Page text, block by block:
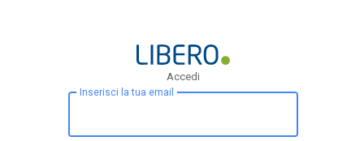
Accedi
Inserisci la tua email